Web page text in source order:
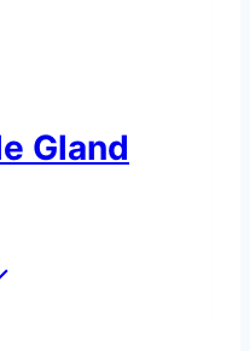
Gland